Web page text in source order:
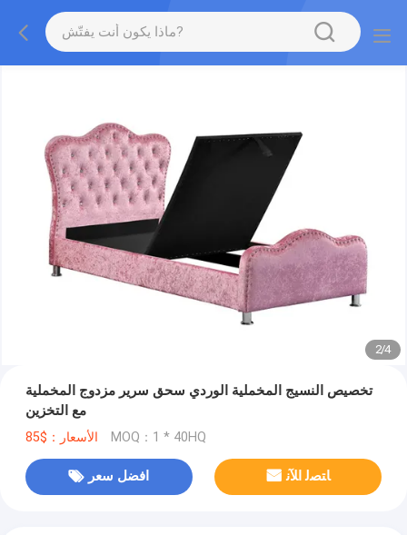
2/4
تخصيص النسيج المخملية الوردي سحق سرير مزدوج المخملية
مع التخزين
الأسعار：$85 MOQ：1 * 40HQ
افضل سعر ﺎﺘﺼﻟ ﺍﻶﻧ